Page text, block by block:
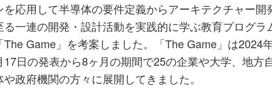
を応用して半導体の要件定義からアーキテクチャー開
る一連の開発・設計活動を実践的に学ぶ教育プログラ
The Game」を考案しました。「The Game」は2024
17日の発表から8ヶ月の期間で25の企業や大学、地方
や政府機関の方々に展開してきました。